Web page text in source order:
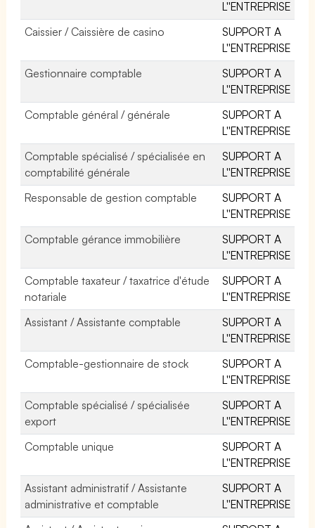
L''ENTREPRISE
Caissier / Caissière de casino
SUPPORT A
L''ENTREPRISE
Gestionnaire comptable
SUPPORT A
L''ENTREPRISE
Comptable général / générale
SUPPORT A
L''ENTREPRISE
Comptable spécialisé / spécialisée en
comptabilité générale
SUPPORT A
L''ENTREPRISE
Responsable de gestion comptable
SUPPORT A
L''ENTREPRISE
Comptable gérance immobilière
SUPPORT A
L''ENTREPRISE
Comptable taxateur / taxatrice d'étude
notariale
SUPPORT A
L''ENTREPRISE
Assistant / Assistante comptable
SUPPORT A
L''ENTREPRISE
Comptable-gestionnaire de stock
SUPPORT A
L''ENTREPRISE
Comptable spécialisé / spécialisée
export
SUPPORT A
L''ENTREPRISE
Comptable unique
SUPPORT A
L''ENTREPRISE
Assistant administratif / Assistante
administrative et comptable
SUPPORT A
L''ENTREPRISE